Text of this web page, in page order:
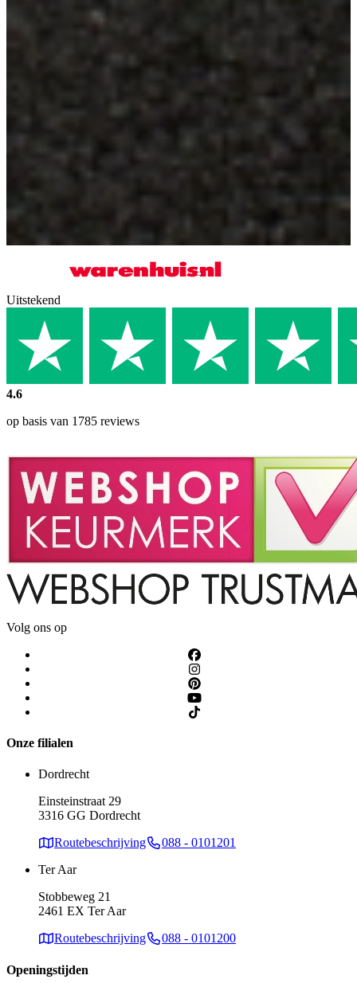
Uitstekend
4.6
op basis van 1785 reviews
Volg ons op
Onze filialen
Dordrecht
Einsteinstraat 29
3316 GG Dordrecht
Routebeschrijving
088 - 0101201
Ter Aar
Stobbeweg 21
2461 EX Ter Aar
Routebeschrijving
088 - 0101200
Openingstijden